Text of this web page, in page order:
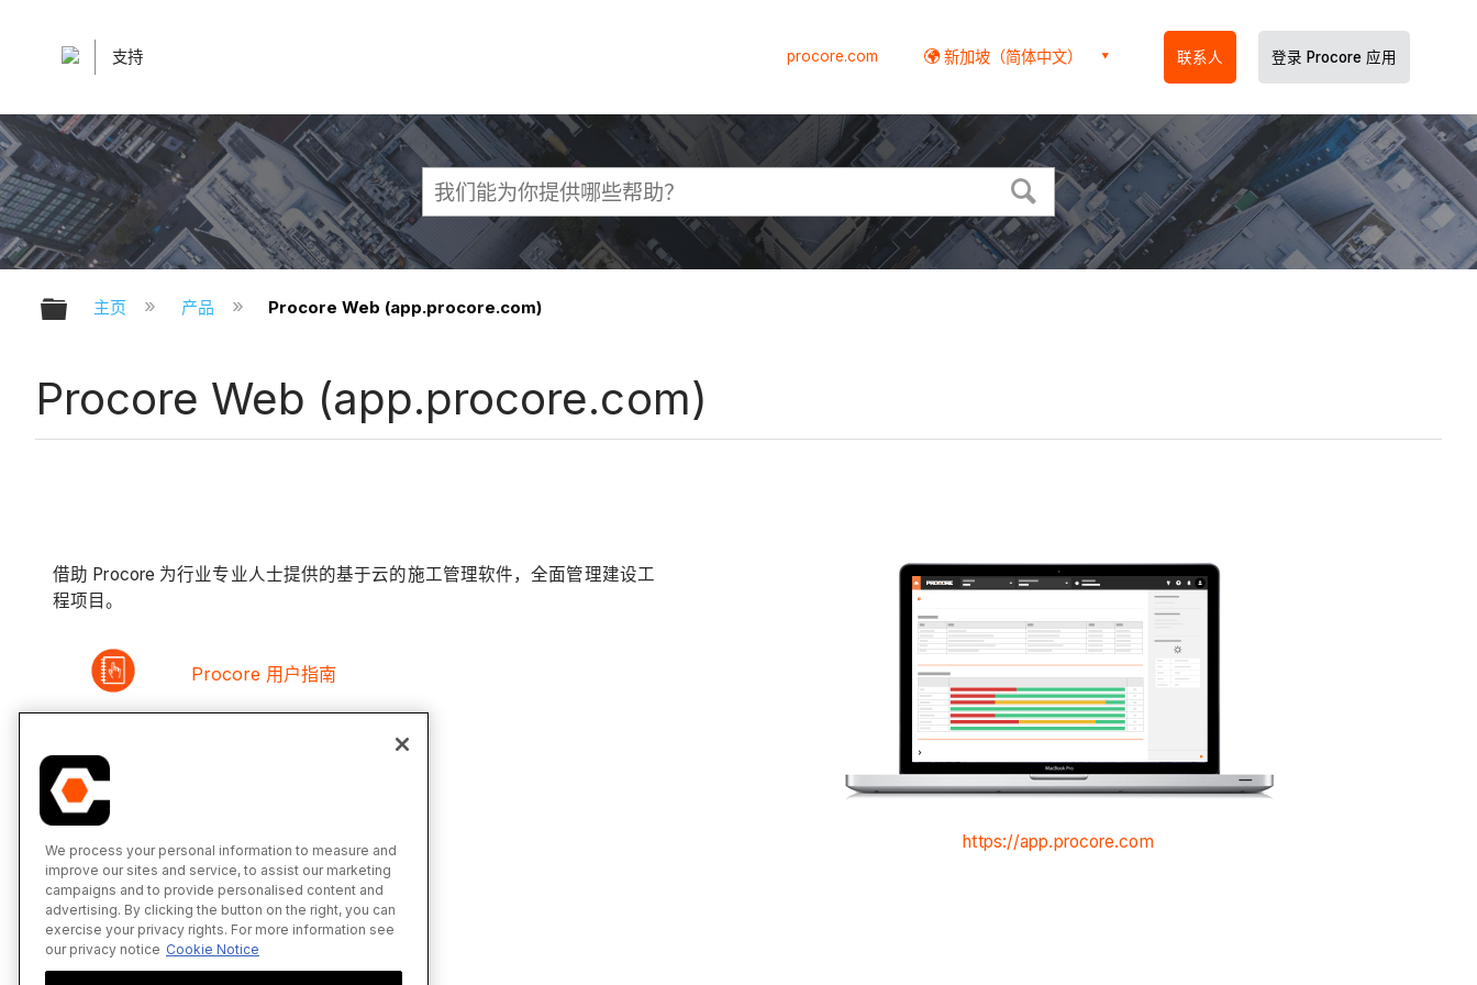
支持 procore.com 新加坡（简体中文） 联系人 登录 Procore 应用
扩展/隐缩全局层次
主页 产品 Procore Web (app.procore.com)
Procore Web (app.procore.com)
借助 Procore 为行业专业人士提供的基于云的施工管理软件，全面管理建设工
程项目。
Procore 用户指南
财务管理用户指南
Procore 自定义解决方案
https://app.procore.com
We process your personal information to measure and
improve our sites and service, to assist our marketing
campaigns and to provide personalised content and
advertising. By clicking the button on the right, you can
exercise your privacy rights. For more information see
our privacy notice Cookie Notice